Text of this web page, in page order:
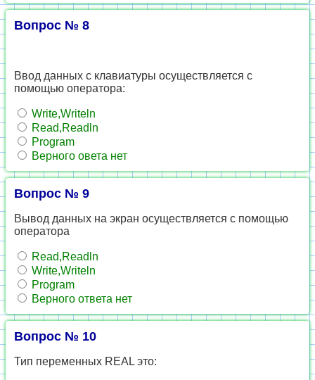
Вопрос № 8
Ввод данных с клавиатуры осуществляется с
помощью оператора:
Write,Writeln
Read,Readln
Program
Верного овета нет
Вопрос № 9
Вывод данных на экран осуществляется с помощью
оператора
Read,Readln
Write,Writeln
Program
Верного ответа нет
Вопрос № 10
Тип переменных REAL это: